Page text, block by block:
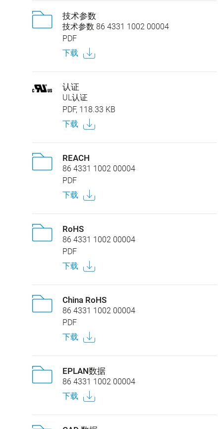
技术参数
技术参数 86 4331 1002 00004
PDF
下载
认证
UL认证
PDF, 118.33 KB
下载
REACH
86 4331 1002 00004
PDF
下载
RoHS
86 4331 1002 00004
PDF
下载
China RoHS
86 4331 1002 00004
PDF
下载
EPLAN数据
86 4331 1002 00004
下载